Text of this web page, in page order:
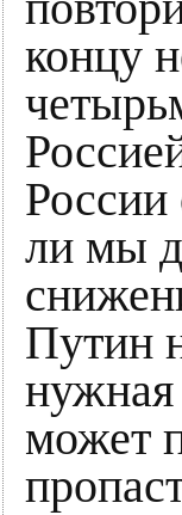
концу
ли мы
Путин
нужная
может